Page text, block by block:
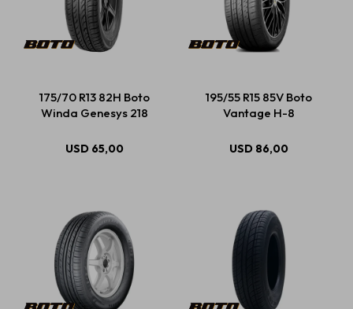
175/70 R13 82H Boto
Winda Genesys 218
USD 65,00
195/55 R15 85V Boto
Vantage H-8
USD 86,00